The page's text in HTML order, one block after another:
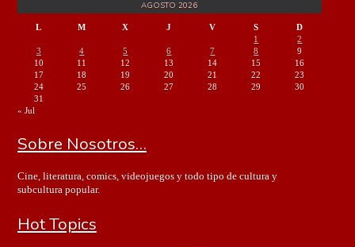
AGOSTO 2026
L M X J V S
D
1
2
3
4 5 6 7 8
9
10
11 12 13 14 15
16
17
18 19 20 21 22
23
24
25 26 27 28 29
30
31
« Jul
Sobre Nosotros…
Cine, literatura, comics, videojuegos y todo tipo de cultura y
subcultura popular.
Hot Topics